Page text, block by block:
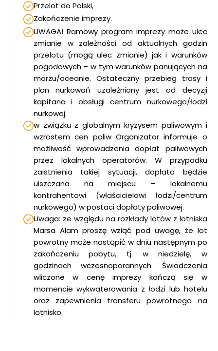
Przelot do Polski,
Zakończenie imprezy.
UWAGA! Ramowy program imprezy może ulec
zmianie w zależności od aktualnych godzin
przelotu (mogą ulec zmianie) jak i warunków
pogodowych – w tym warunków panujących na
morzu/oceanie. Ostateczny przebieg trasy i
plan nurkowań uzależniony jest od decyzji
kapitana i obsługi centrum nurkowego/łodzi
nurkowej.
w związku z globalnym kryzysem paliwowym i
wzrostem cen paliw Organizator informuje o
możliwość wprowadzenia dopłat paliwowych
przez lokalnych operatorów. W przypadku
zaistnienia takiej sytuacji, dopłata będzie
uiszczana na miejscu – lokalnemu
kontrahentowi (właścicielowi łodzi/centrum
nurkowego) w postaci dopłaty paliwowej.
Uwaga: ze względu na rozkłady lotów z lotniska
Marsa Alam proszę wziąć pod uwagę, że lot
powrotny może nastąpić w dniu następnym po
zakończeniu pobytu, tj. w niedzielę, w
godzinach wczesnoporannych. Świadczenia
wliczone w cenę imprezy kończą się w
momencie wykwaterowania z łodzi lub hotelu
oraz zapewnienia transferu powrotnego na
lotnisko.